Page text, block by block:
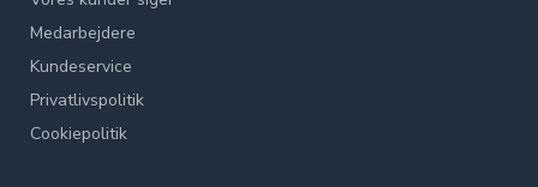
Medarbejdere
Kundeservice
Privatlivspolitik
Cookiepolitik